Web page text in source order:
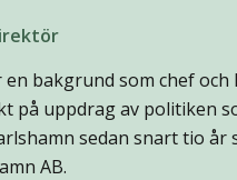
bakgrund som chef
på uppdrag av politiken
sedan snart tio
AB.